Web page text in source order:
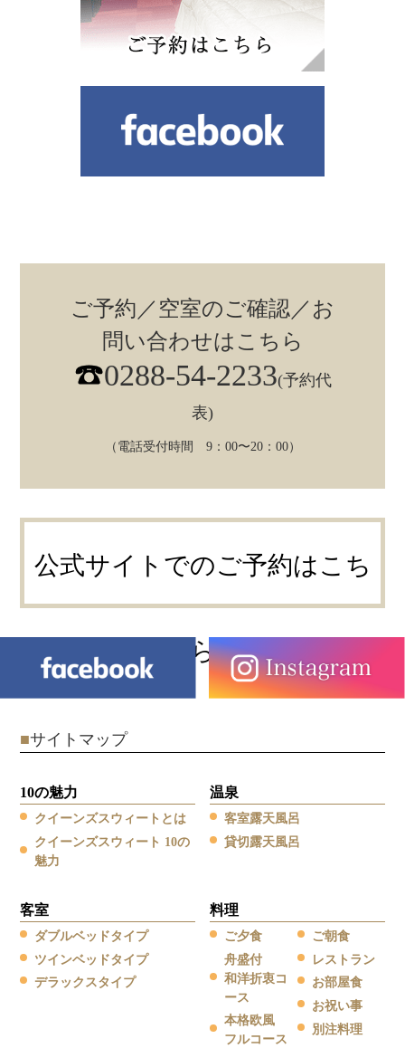
ご予約／空室のご確認／お
問い合わせはこちら
0288-54-2233(予約代
表)
（電話受付時間 9：00〜20：00）
公式サイトでのご予約はこち
ら
■サイトマップ
10の魅力
クイーンズスウィートとは
クイーンズスウィート 10の
魅力
温泉
客室露天風呂
貸切露天風呂
客室
ダブルベッドタイプ
ツインベッドタイプ
デラックスタイプ
料理
ご夕食
舟盛付
和洋折衷コ
ース
本格欧風
フルコース
ご朝食
レストラン
お部屋食
お祝い事
別注料理